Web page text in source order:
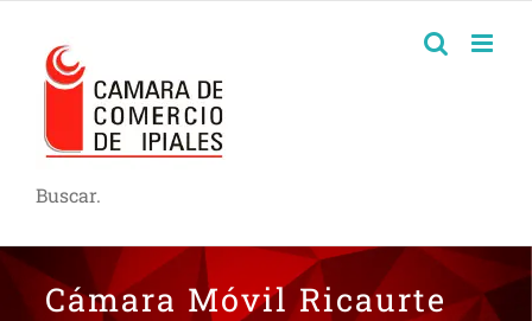
Buscar.
Cámara Móvil Ricaurte